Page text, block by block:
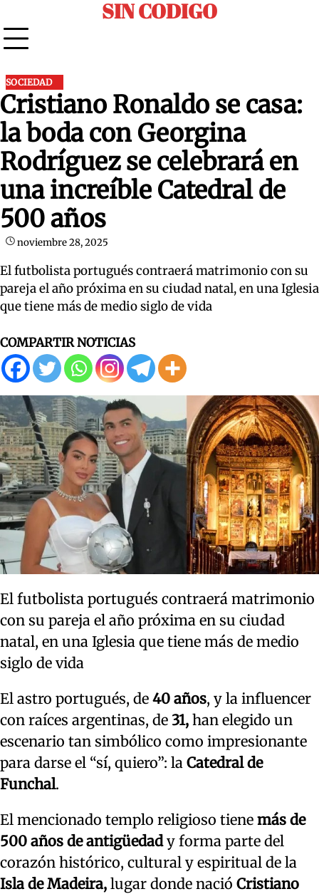
to
content
SIN CODIGO
SOCIEDAD
Cristiano Ronaldo se casa:
la boda con Georgina
Rodríguez se celebrará en
una increíble Catedral de
500 años
noviembre 28, 2025
El futbolista portugués contraerá matrimonio con su
pareja el año próxima en su ciudad natal, en una Iglesia
que tiene más de medio siglo de vida
COMPARTIR NOTICIAS
El futbolista portugués contraerá matrimonio
con su pareja el año próxima en su ciudad
natal, en una Iglesia que tiene más de medio
siglo de vida
El astro portugués, de 40 años, y la influencer
con raíces argentinas, de 31, han elegido un
escenario tan simbólico como impresionante
para darse el “sí, quiero”: la Catedral de
Funchal.
El mencionado templo religioso tiene más de
500 años de antigüedady forma parte del
corazón histórico, cultural y espiritual de la
Isla de Madeira, lugar donde nació Cristiano